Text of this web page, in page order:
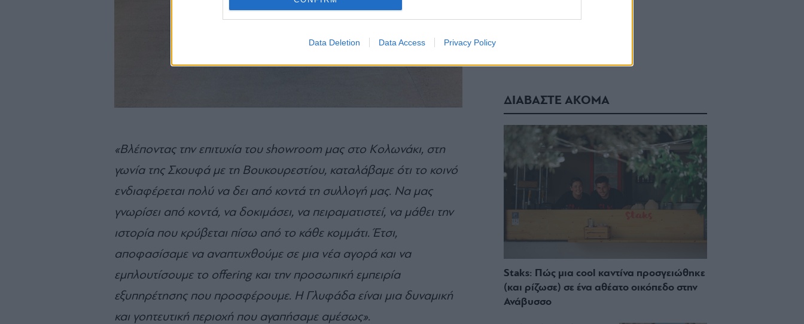
Data Deletion Data Access Privacy Policy
«Βλέποντας την επιτυχία του showroom μας στο Κολωνάκι, στη
γωνία της Σκουφά με τη Βουκουρεστίου, καταλάβαμε ότι το κοινό
ενδιαφέρεται πολύ να δει από κοντά τη συλλογή μας. Να μας
γνωρίσει από κοντά, να δοκιμάσει, να πειραματιστεί, να μάθει την
ιστορία που κρύβεται πίσω από το κάθε κομμάτι. Έτσι,
αποφασίσαμε να αναπτυχθούμε σε μια νέα αγορά και να
εμπλουτίσουμε το offering και την προσωπική εμπειρία
εξυπηρέτησης που προσφέρουμε. Η Γλυφάδα είναι μια δυναμική
και γοητευτική περιοχή που αγαπήσαμε αμέσως».
ΔΙΑΒΑΣΤΕ ΑΚΟΜΑ
Staks: Πώς μια cool καντίνα προσγειώθηκε
(και ρίζωσε) σε ένα αθέατο οικόπεδο στην
Ανάβυσσο